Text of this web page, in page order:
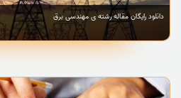
دانلود رایگان مقاله رشته ی مهندسی برق